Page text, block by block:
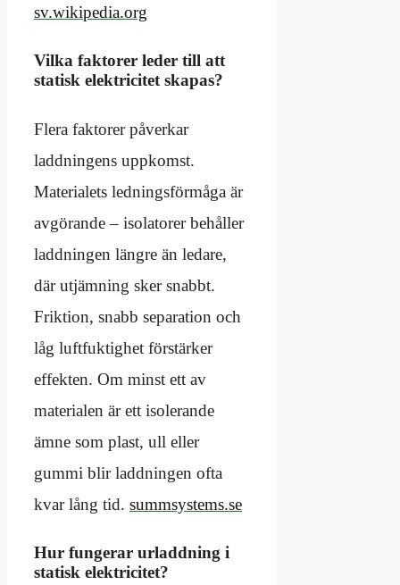
sv.wikipedia.org
Vilka faktorer leder till att
statisk elektricitet skapas?
Flera faktorer påverkar
laddningens uppkomst.
Materialets ledningsförmåga är
avgörande – isolatorer behåller
laddningen längre än ledare,
där utjämning sker snabbt.
Friktion, snabb separation och
låg luftfuktighet förstärker
effekten. Om minst ett av
materialen är ett isolerande
ämne som plast, ull eller
gummi blir laddningen ofta
kvar lång tid. summsystems.se
Hur fungerar urladdning i
statisk elektricitet?